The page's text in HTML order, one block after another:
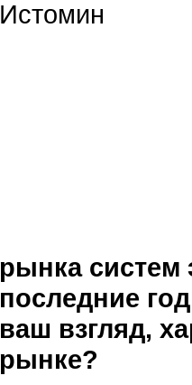
рынка систем
последние
ваш взгляд,
рынке?